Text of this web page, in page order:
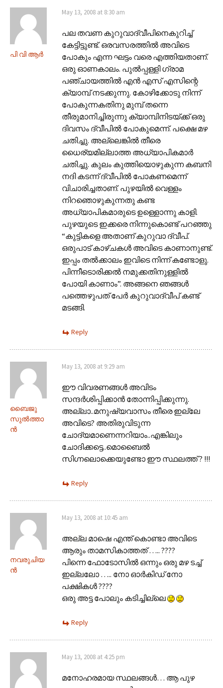
പി വി ആര്‍
May 13, 2008 at 8:30 am
പല തവണ കുറുവാദ്വീപിനെകുറിച്ച്‌
കേട്ടിട്ടുണ്ട്‌. ഒരവസരത്തില്‍ അവിടെ
പോകും എന്ന ഘട്ടം വരെ എത്തിയതാണ്‌.
ഒരു ഓണകാലം. പുല്‍പ്പള്ളി ഗ്രാമ
പഞ്ചായത്തില്‍ എന്‍ എസ്‌ എസിന്റെ
ക്യാമ്പ്‌ നടക്കുന്നു. കോഴിക്കോടു നിന്ന്‌
പോകുന്നകതിനു മുമ്പ്‌ തന്നെ
തീരുമാനിച്ചിരുന്നു ക്യാമ്പിനിടയ്‌ക്ക്‌ ഒരു
ദിവസം ദ്വീപില്‍ പോകുമെന്ന്‌. പക്ഷെ മഴ
ചതിച്ചു. അല്ലെങ്കില്‍ തീരെ
ധൈര്യമില്ലാത്ത അധ്യാപികമാര്‍
ചതിച്ചു. കുലം കുത്തിയൊഴുകുന്ന കബനി
നദി കടന്ന്‌ ദ്വീപില്‍ പോകണമെന്ന്‌
വിചാരിച്ചതാണ്‌. പുഴയില്‍ വെള്ളം
നിറഞൊഴുകുന്നതു കണ്ട
അധ്യാപികമാരുടെ ഉള്ളൊന്നു കാളി.
പുഴയുടെ ഇക്കരെ നിന്നുകൊണ്ട്‌ പറഞ്ഞു
“കുട്ടികളെ അതാണ്‌ കുറുവാ ദ്വീപ്‌.
ഒരുപാട്‌ കാഴ്‌ചകള്‍ അവിടെ കാണാനുണ്ട്‌.
ഇപ്പം തല്‍ക്കാലം ഇവിടെ നിന്ന്‌ കണ്ടോളു.
പിന്നീടൊരിക്കല്‍ നമുക്കതിനുള്ളില്‍
പോയി കാണാം”. അങ്ങനെ ഞങ്ങള്‍
പത്തെഴുപത്‌ പേര്‍ കുറുവാദ്വീപ്‌ കണ്ട്‌
മടങ്ങി.
Reply
ബൈജു
സുല്‍ത്താ
ന്‍
May 13, 2008 at 9:29 am
ഈ വിവരണങ്ങള്‍ അവിടം
സന്ദര്‍ശിപ്പിക്കാന്‍ തോന്നിപ്പിക്കുന്നു.
അല്ലാ..മനുഷ്യവാസം തീരെ ഇല്ലേ
അവിടെ? അതിരുവിടുന്ന
ചോദ്യമാണെന്നറിയാം..എങ്കിലും
ചോദിക്കട്ടെ..മൊബൈല്‍
സിഗ്നലൊക്കെയുണ്ടോ ഈ സ്ഥലത്ത്‌ ? !!!
Reply
നവരുചിയ
ന്‍
May 13, 2008 at 10:45 am
അല്ല മാഷെ എന്ത് കൊണ്ടാ അവിടെ
ആരും താമസികാത്തത് ….. ????
പിന്നെ ഫോടോസില്‍ ഒന്നും ഒരു മഴ ടച്ച്‌
ഇല്ലലോ ….. നോ ഓര്‍കിഡ് നോ
പക്ഷികള്‍ ????
ഒരു അട്ട പോലും കടിച്ചില്ലെ
Reply
May 13, 2008 at 4:25 pm
മനോഹരമായ സ്ഥലങ്ങള്‍… ആ പുഴ